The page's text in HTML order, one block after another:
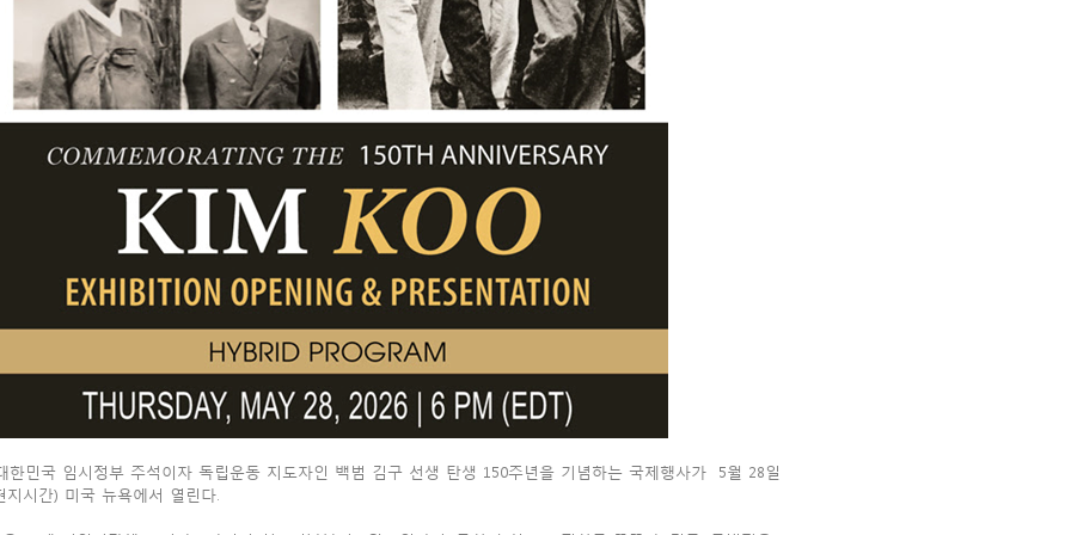
한민국 임시정부 주석이자 독립운동 지도자인 백범 김구 선생 탄생 150주년을 기념하는 국제행사가 5월 28일
지시간) 미국 뉴욕에서 열린다.